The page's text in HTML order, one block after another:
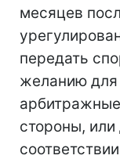
месяцев
передать
желанию
стороны,